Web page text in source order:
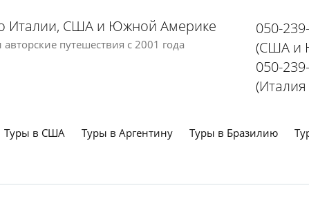
Италии, США и Южной Америке
путешествия с 2001 года
050-
(США и
050-
Туры в США Туры в Аргентину Туры в Бразилию